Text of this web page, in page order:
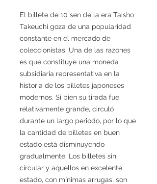
El billete de 10 sen de la era Taisho
Takeuchi goza de una popularidad
constante en el mercado de
coleccionistas. Una de las razones
es que constituye una moneda
subsidiaria representativa en la
historia de los billetes japoneses
modernos. Si bien su tirada fue
relativamente grande, circuló
durante un largo periodo, por lo que
la cantidad de billetes en buen
estado está disminuyendo
gradualmente. Los billetes sin
circular y aquellos en excelente
estado, con mínimas arrugas, son